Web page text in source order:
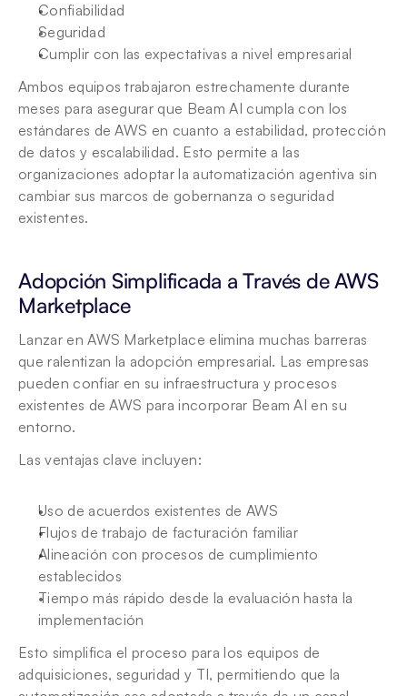
Confiabilidad
Seguridad
Cumplir con las expectativas a nivel empresarial
Ambos equipos trabajaron estrechamente durante
meses para asegurar que Beam AI cumpla con los
estándares de AWS en cuanto a estabilidad, protección
de datos y escalabilidad. Esto permite a las
organizaciones adoptar la automatización agentiva sin
cambiar sus marcos de gobernanza o seguridad
existentes.
Adopción Simplificada a Través de AWS
Marketplace
Lanzar en AWS Marketplace elimina muchas barreras
que ralentizan la adopción empresarial. Las empresas
pueden confiar en su infraestructura y procesos
existentes de AWS para incorporar Beam AI en su
entorno.
Las ventajas clave incluyen:
Uso de acuerdos existentes de AWS
Flujos de trabajo de facturación familiar
Alineación con procesos de cumplimiento
establecidos
Tiempo más rápido desde la evaluación hasta la
implementación
Esto simplifica el proceso para los equipos de
adquisiciones, seguridad y TI, permitiendo que la